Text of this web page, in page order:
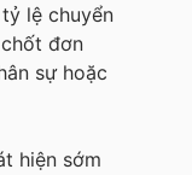
lệ chuyển
đơn
sự hoặc
hiện sớm